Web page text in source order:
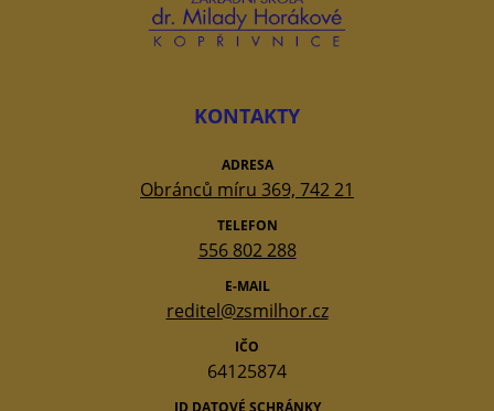
KONTAKTY
ADRESA
Obránců míru 369, 742 21
TELEFON
556 802 288
E-MAIL
reditel@zsmilhor.cz
IČO
64125874